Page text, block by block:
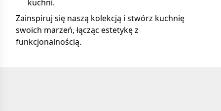
kuchni.
Zainspiruj się naszą kolekcją i stwórz kuchnię
swoich marzeń, łącząc estetykę z
funkcjonalnością.